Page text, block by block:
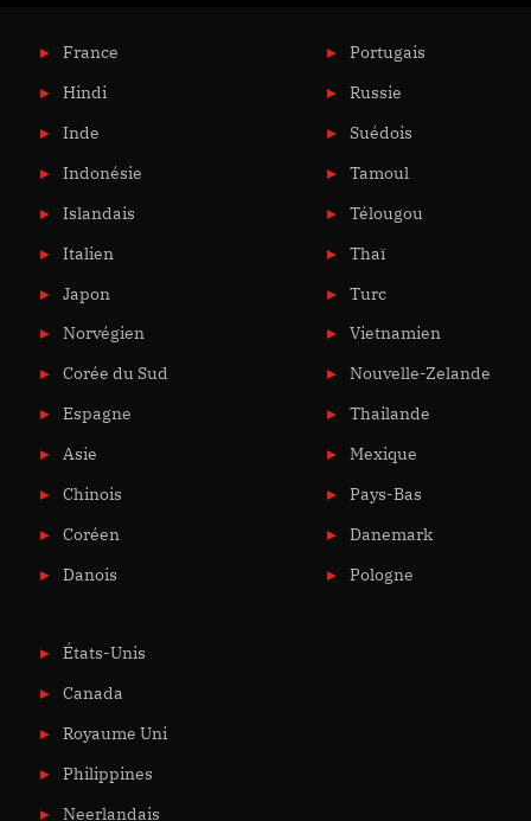
France
Hindi
Inde
Indonésie
Islandais
Italien
Japon
Norvégien
Corée du Sud
Espagne
Asie
Chinois
Coréen
Danois
Portugais
Russie
Suédois
Tamoul
Télougou
Thaï
Turc
Vietnamien
Nouvelle-Zelande
Thailande
Mexique
Pays-Bas
Danemark
Pologne
États-Unis
Canada
Royaume Uni
Philippines
Neerlandais